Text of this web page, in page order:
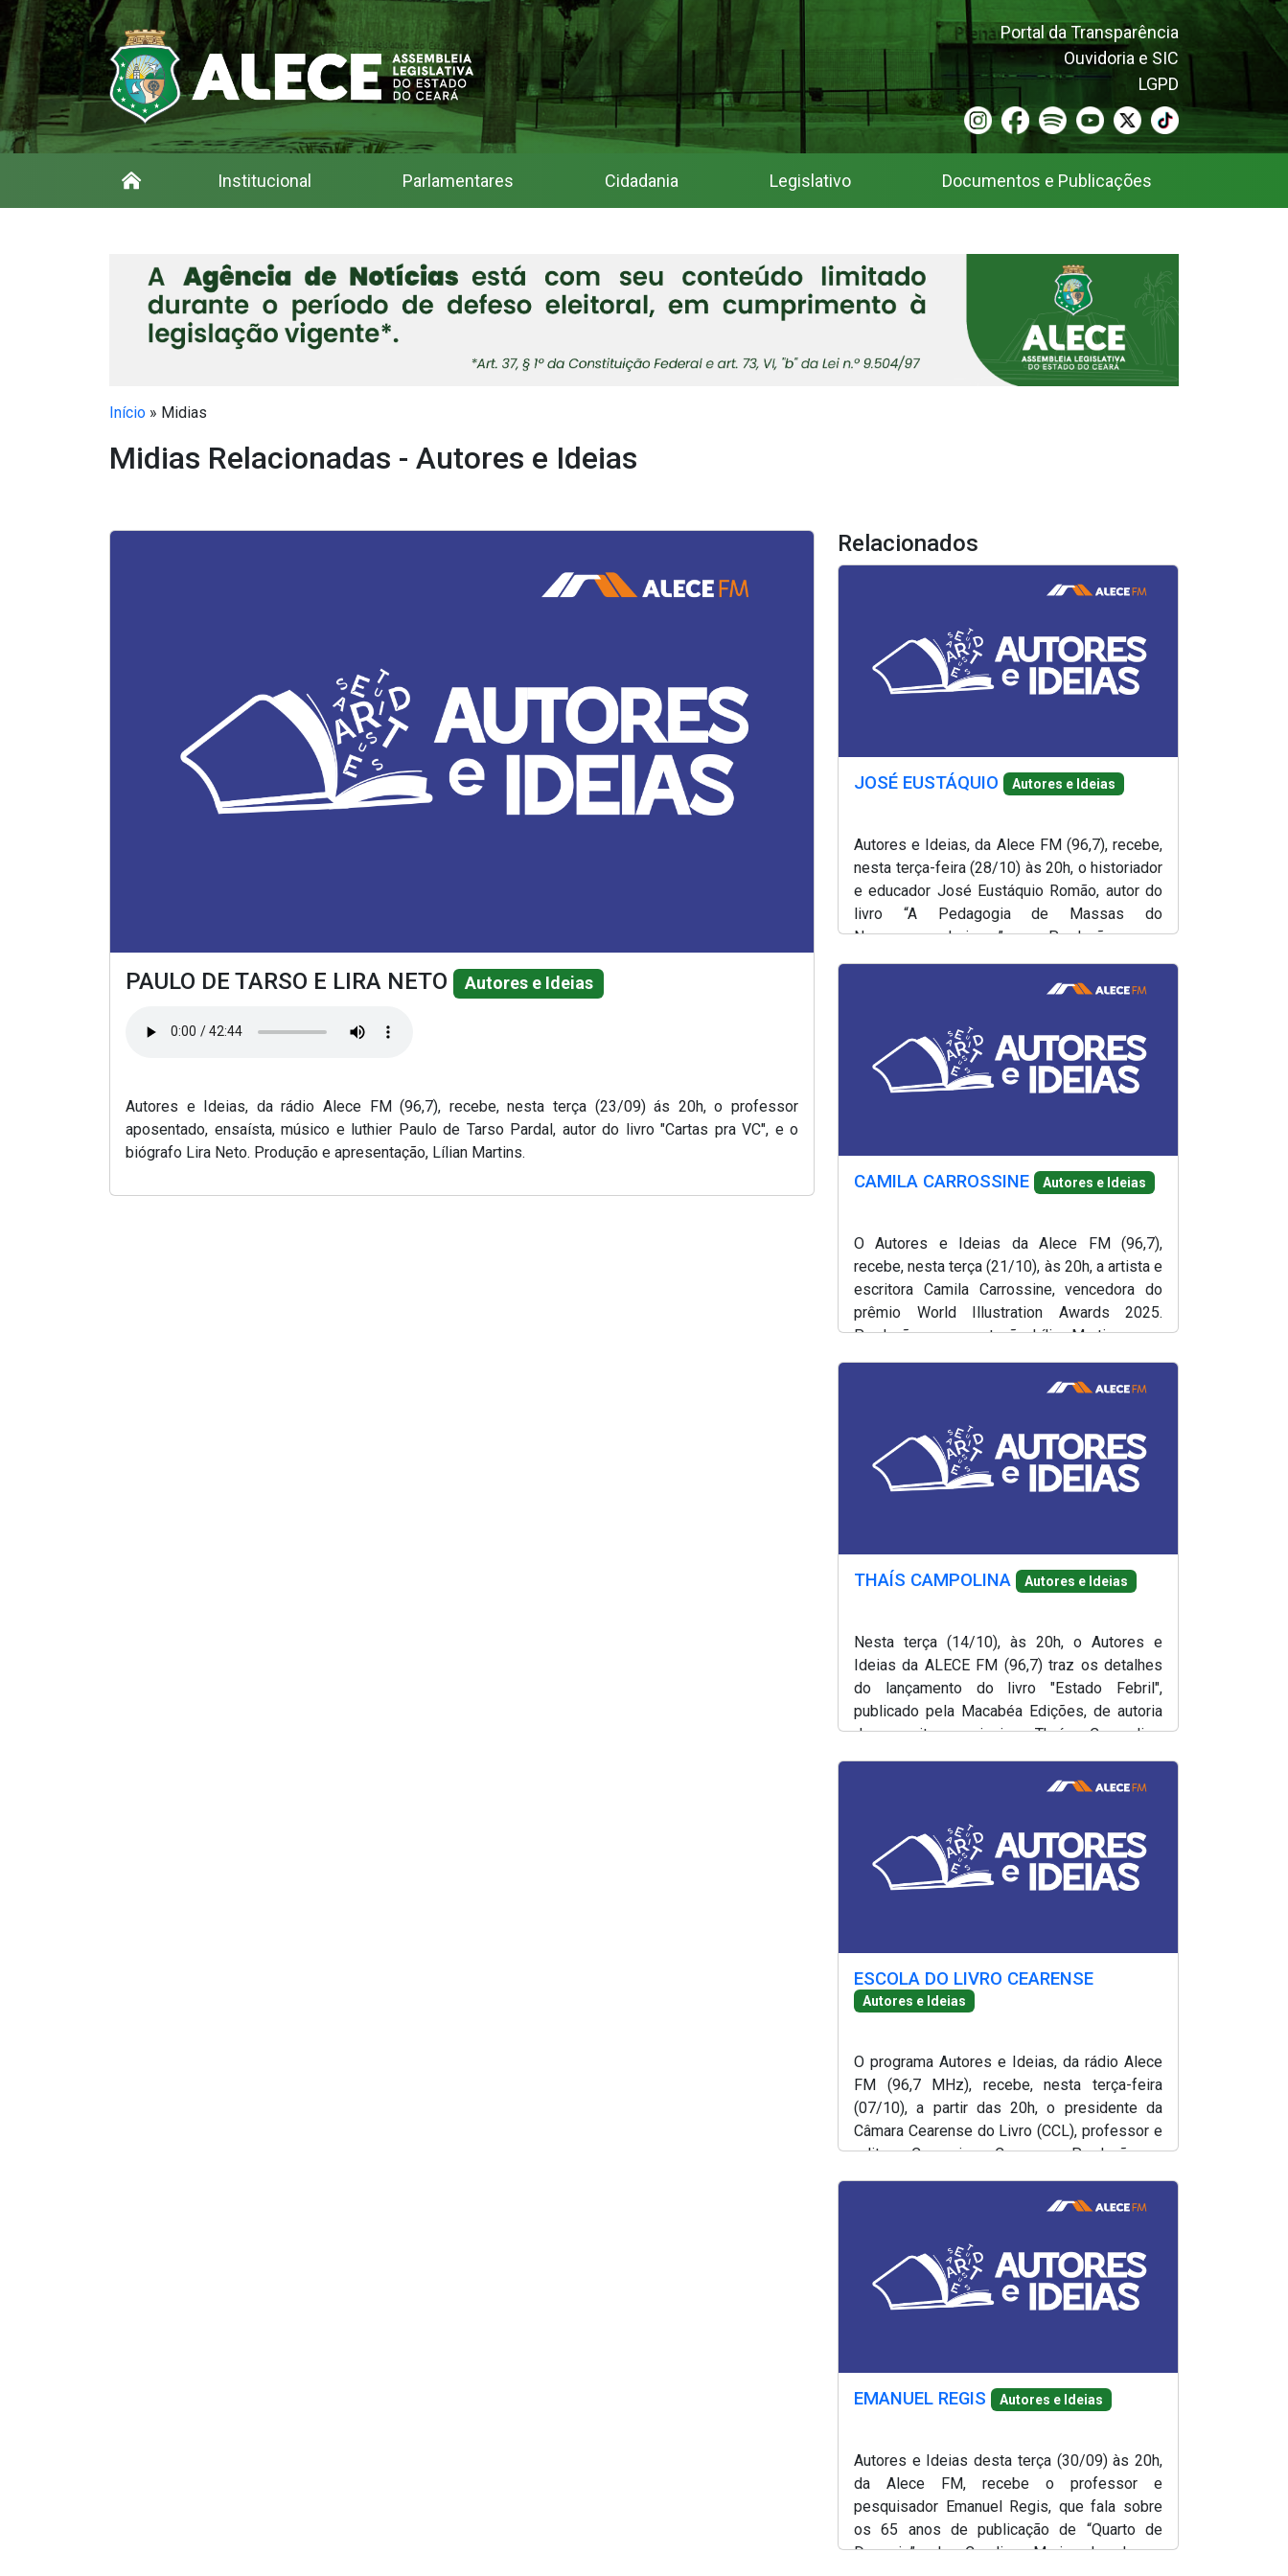
Portal da Transparência
Ouvidoria e SIC
LGPD
Institucional Parlamentares Cidadania Legislativo Documentos e Publicações
Início » Midias
Midias Relacionadas - Autores e Ideias
PAULO DE TARSO E LIRA NETO Autores e Ideias
Autores e Ideias, da rádio Alece FM (96,7), recebe, nesta terça (23/09) ás 20h, o professor
aposentado, ensaísta, músico e luthier Paulo de Tarso Pardal, autor do livro "Cartas pra VC", e o
biógrafo Lira Neto. Produção e apresentação, Lílian Martins.
Relacionados
JOSÉ EUSTÁQUIO Autores e Ideias
Autores e Ideias, da Alece FM (96,7), recebe,
nesta terça-feira (28/10) às 20h, o historiador
e educador José Eustáquio Romão, autor do
livro “A Pedagogia de Massas do
Neoconservadorismo”. Produção e
apresentação, Lílian Martins.
CAMILA CARROSSINE Autores e Ideias
O Autores e Ideias da Alece FM (96,7),
recebe, nesta terça (21/10), às 20h, a artista e
escritora Camila Carrossine, vencedora do
prêmio World Illustration Awards 2025.
Produção e apresentação, Lílian Martins.
THAÍS CAMPOLINA Autores e Ideias
Nesta terça (14/10), às 20h, o Autores e
Ideias da ALECE FM (96,7) traz os detalhes
do lançamento do livro "Estado Febril",
publicado pela Macabéa Edições, de autoria
da escritora mineira Thaís Campolina.
Produção e apresentação de Lílian Martins.
ESCOLA DO LIVRO CEARENSE
Autores e Ideias
O programa Autores e Ideias, da rádio Alece
FM (96,7 MHz), recebe, nesta terça-feira
(07/10), a partir das 20h, o presidente da
Câmara Cearense do Livro (CCL), professor e
editor Casemiro Campos. Produção e
apresentação, Lílian Martins.
EMANUEL REGIS Autores e Ideias
Autores e Ideias desta terça (30/09) às 20h,
da Alece FM, recebe o professor e
pesquisador Emanuel Regis, que fala sobre
os 65 anos de publicação de “Quarto de
Despejo”, de Carolina Maria de Jesus.